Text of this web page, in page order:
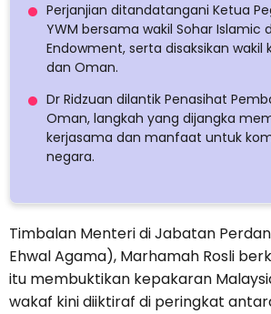
Perjanjian ditandatangani Ketua
YWM bersama wakil Sohar Islamic
Endowment, serta disaksikan wakil
dan Oman.
Dr Ridzuan dilantik Penasihat
Oman, langkah yang dijangka
kerjasama dan manfaat untuk
negara.
Timbalan Menteri di Jabatan
Ehwal Agama), Marhamah Rosli
itu membuktikan kepakaran
wakaf kini diiktiraf di peringkat